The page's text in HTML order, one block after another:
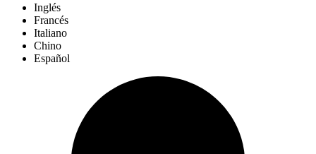
Inglés
Francés
Italiano
Chino
Español